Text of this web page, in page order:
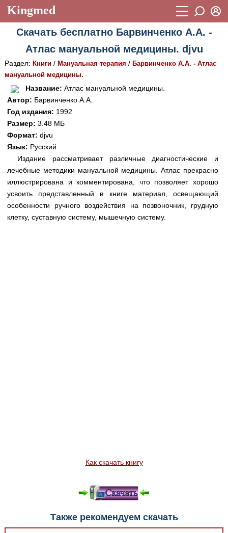
Kingmed
Учебный материал
Видеогалерея 899
Фотогалерея (1906)
Истории болезней
Лекции и презентации
Аккредитационные тесты
Методические рекомендации
Научно-популярное
Статьи
Пароль
Восстановить пароль
Регистрация
Скачать бесплатно Барвинченко А.А. -
Атлас мануальной медицины. djvu
Раздел: Книги/ Мануальная терапия / Барвинченко А.А. - Атлас
мануальной медицины.
Название: Атлас мануальной медицины.
Автор: Барвинченко А.А.
Год издания: 1992
Размер: 3.48 МБ
Формат: djvu
Язык: Русский
Издание рассматривает различные диагностические и
лечебные методики мануальной медицины. Атлас прекрасно
иллюстрирована и комментирована, что позволяет хорошо
усвоить представленный в книге материал, освещающий
особенности ручного воздействия на позвоночник, грудную
клетку, суставную систему, мышечную систему.
Как скачать книгу
Также рекомендуем скачать